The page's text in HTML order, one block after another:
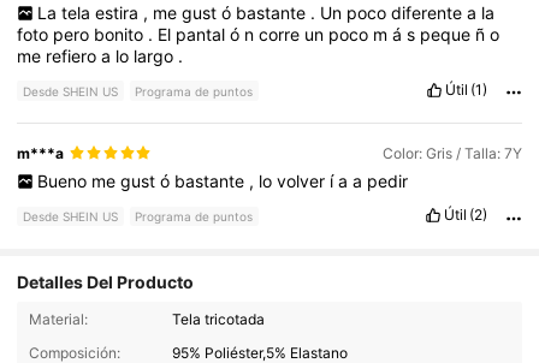
La tela estira , me gust ó bastante . Un poco diferente a la
foto pero bonito . El pantaló ncorre un poco más peque ño
me refieroa lo largo .
Desde SHEIN US Programa de puntos Útil (1)
m***a Color: Gris / Talla: 7Y
Bueno me gust ó bastante , lo volver ía a pedir
Desde SHEIN US Programa de puntos Útil (2)
Detalles Del Producto
Material:
Tela tricotada
Composición:
95% Poliéster,5% Elastano